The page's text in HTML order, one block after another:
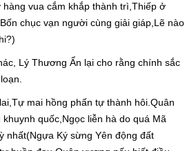
vua cắm khắp thành trì,Thiếp ở
chục vạn người cùng giải giáp,Lẽ nào
Lý Thương Ẩn lại cho rằng chính sắc
mai hồng phấn tự thành hôi.Quân
quốc,Ngọc liễn hà do quá Mã
nhất(Ngựa Ký sừng Yên động đất